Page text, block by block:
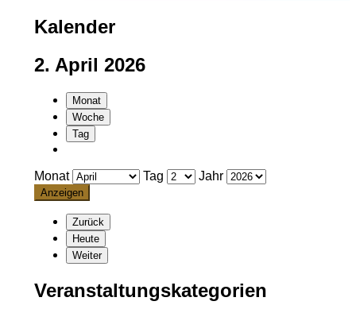
Kalender
2. April 2026
Monat
Woche
Tag
Monat Tag Jahr
Zurück
Heute
Weiter
Veranstaltungskategorien